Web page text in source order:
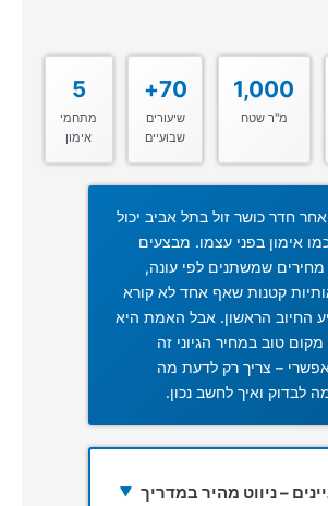
1,000
מ"ר שטח
70+
שיעורים
שבועיים
5
מתחמי
אימון
חדר כושר זול בתל אביב יכול
אימון בפני עצמו. מבצעים
שמשתנים לפי עונה,
קטנות שאף אחד לא קורא
החיוב הראשון. אבל האמת היא
טוב במחיר הגיוני זה
– צריך רק לדעת מה
לבדוק ואיך לחשב נכון.
– ניווט מהיר במדריך ▼